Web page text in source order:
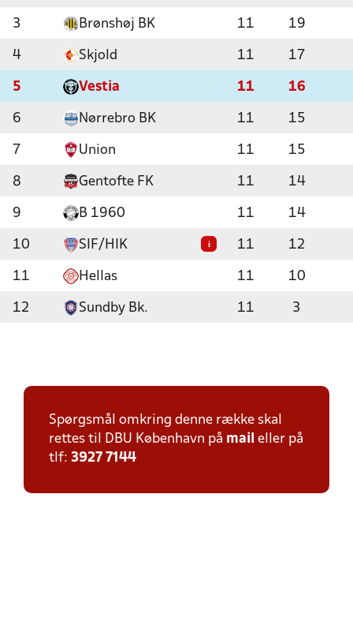
3 Brønshøj BK 11 19
4 Skjold 11 17
5 Vestia 11 16
6 Nørrebro BK 11 15
7 Union 11 15
8 Gentofte FK 11 14
9 B 1960 11 14
10 SIF/HIK i 11 12
11 Hellas 11 10
12 Sundby Bk. 11 3
Spørgsmål omkring denne række skal
rettes til DBU København på mail eller på
tlf: 3927 7144